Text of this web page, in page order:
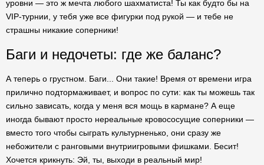
уровни — это ж мечта любого шахматиста! Ты как будто бы на
VIP-турнии, у тебя уже все фигурки под рукой — и тебе не
страшны никакие соперники!
Баги и недочеты: где же баланс?
А теперь о грустном. Баги... Они такие! Время от времени игра
прилично подтормаживает, и вопрос по сути: как ты можешь так
сильно зависать, когда у меня вся мощь в кармане? А еще
иногда бывают просто нереальные кровососущие соперники —
вместо того чтобы сыграть культурненько, они сразу же
небожители с ранговыми внутриигровыми фишками. Бесит!
Хочется крикнуть: Эй, ты, выходи в реальный мир!